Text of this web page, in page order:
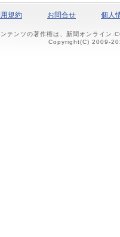
規約 お問合せ 個人
テンツの著作権は、新聞オンライン
Copyright(C) 2009-